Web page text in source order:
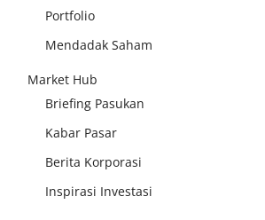
Portfolio
Mendadak Saham
Market Hub
Briefing Pasukan
Kabar Pasar
Berita Korporasi
Inspirasi Investasi